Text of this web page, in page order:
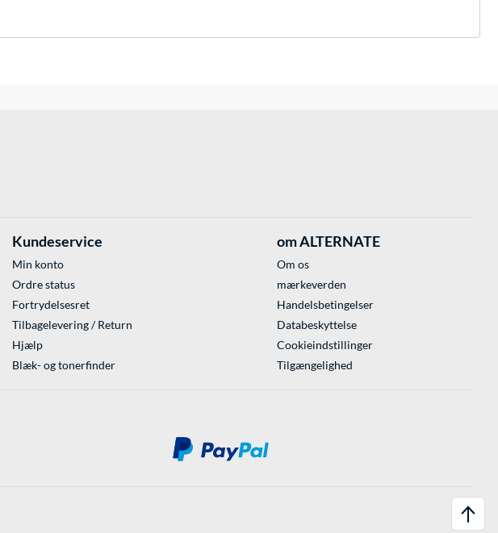
Kundeservice
Min konto
Ordre status
Fortrydelsesret
Tilbagelevering / Return
Hjælp
Blæk- og tonerfinder
om ALTERNATE
Om os
mærkeverden
Handelsbetingelser
Databeskyttelse
Cookieindstillinger
Tilgængelighed